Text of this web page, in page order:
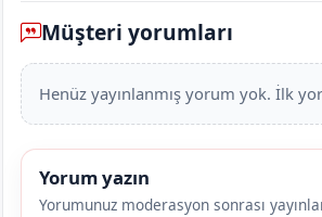
Müşteri yorumları
Henüz yayınlanmış yorum yok. İlk
Yorum yazın
Yorumunuz moderasyon sonrası